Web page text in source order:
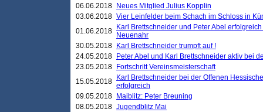
06.06.2018
Neues Mitglied Julius Kopplin
03.06.2018 Vier Leinfelder beim Schach im Schloss in
01.06.2018
Karl Brettschneider und Peter Abel
Neuenahr
30.05.2018
Karl Brettschneider trumpft auf !
24.05.2018
Peter Abel und Karl Brettschneider aktiv bei
23.05.2018
Fortschritt Vereinsmeisterschaft
15.05.2018
Karl Brettschneider bei der Offenen
erfolgreich
09.05.2018
Maiblitz: Peter Breuning
08.05.2018 Jugendblitz Mai